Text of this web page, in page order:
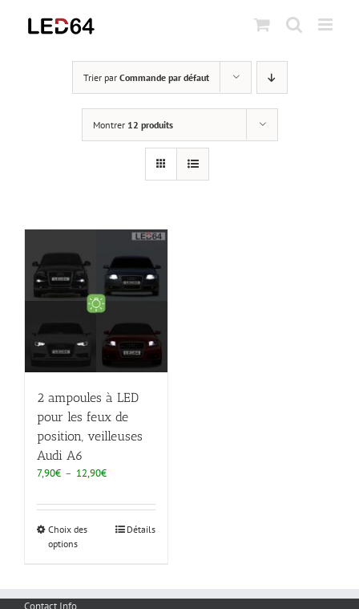
contenu
Trier par Commande par défaut
Montrer 12 produits
2 ampoules à LED
pour les feux de
position, veilleuses
Audi A6
7,90€ – 12,90€Plage
prix :
Choix des
options
Détails
Contact Info